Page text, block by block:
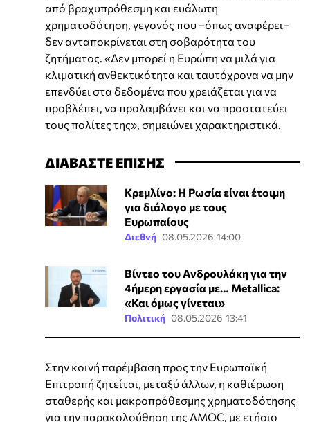
από βραχυπρόθεσμη και ευάλωτη
χρηματοδότηση, γεγονός που –όπως αναφέρει–
δεν ανταποκρίνεται στη σοβαρότητα του
ζητήματος. «Δεν μπορεί η Ευρώπη να μιλά για
κλιματική ανθεκτικότητα και ταυτόχρονα να μην
επενδύει στα δεδομένα που χρειάζεται για να
προβλέπει, να προλαμβάνει και να προστατεύει
τους πολίτες της», σημειώνει χαρακτηριστικά.
ΔΙΑΒΑΣΤΕ ΕΠΙΣΗΣ
Κρεμλίνο: Η Ρωσία είναι έτοιμη
για διάλογο με τους
Ευρωπαίους
Διεθνή 08.05.2026 14:00
Βίντεο του Ανδρουλάκη για την
4ήμερη εργασία με… Metallica:
«Και όμως γίνεται»
Πολιτική 08.05.2026 13:41
Στην κοινή παρέμβαση προς την Ευρωπαϊκή
Επιτροπή ζητείται, μεταξύ άλλων, η καθιέρωση
σταθερής και μακροπρόθεσμης χρηματοδότησης
για την παρακολούθηση της AMOC, με ετήσιο